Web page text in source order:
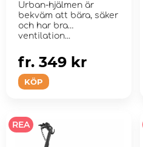
Urban-hjälmen är
bekväm att bära, säker
och har bra
ventilation...
KÖP
fr. 349 kr
REA